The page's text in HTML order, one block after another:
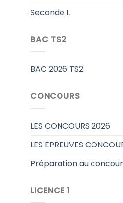
Seconde L
BAC TS2
BAC 2026 TS2
CONCOURS
LES CONCOURS 2026
LES EPREUVES
Préparation au
LICENCE 1